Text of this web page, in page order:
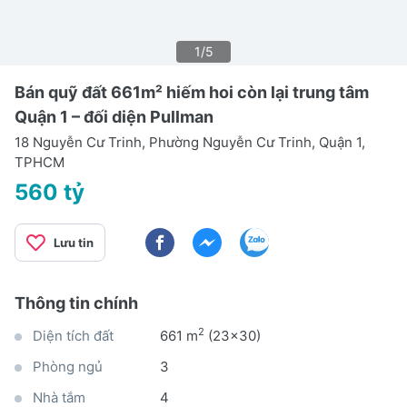
1/5
Bán quỹ đất 661m² hiếm hoi còn lại trung tâm
Quận 1 – đối diện Pullman
18 Nguyễn Cư Trinh, Phường Nguyễn Cư Trinh, Quận 1,
TPHCM
560 tỷ
Lưu tin
Thông tin chính
Diện tích đất 661 m2 (23x30)
Phòng ngủ
3
Nhà tắm
4